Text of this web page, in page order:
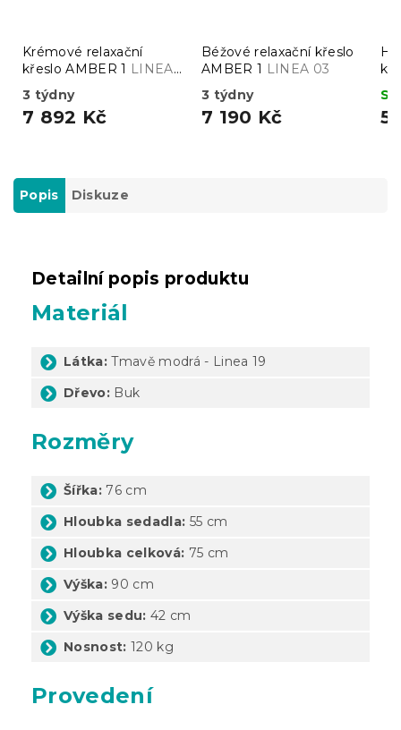
Krémové relaxační
křeslo AMBER 1 LINEA
3 týdny
7 892 Kč
Béžové relaxační křeslo
AMBER 1 LINEA 03
3 týdny
7 190 Kč 5
Popis Diskuze
Detailní popis produktu
Materiál
Látka:Tmavě modrá - Linea 19
Dřevo: Buk
Rozměry
Šířka: 76 cm
Hloubka sedadla: 55 cm
Hloubka celková: 75 cm
Výška: 90 cm
Výška sedu: 42 cm
Nosnost: 120 kg
Provedení